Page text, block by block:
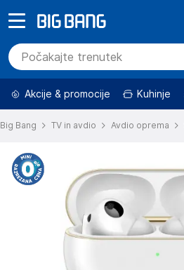
Akcije & promocije Kuhinje
Big Bang TV in avdio Avdio oprema